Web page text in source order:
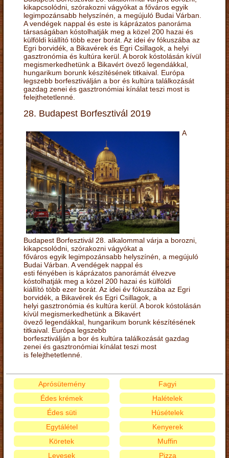
kikapcsolódni, szórakozni vágyókat a főváros egyik
legimpozánsabb helyszínén, a megújuló Budai Várban.
A vendégek nappal és este is káprázatos panoráma
társaságában kóstolhatják meg a közel 200 hazai és
külföldi kiállító több ezer borát. Az idei év fókuszába az
Egri borvidék, a Bikavérek és Egri Csillagok, a helyi
gasztronómia és kultúra kerül. A borok kóstolásán kívül
megismerkedhetünk a Bikavért övező legendákkal,
hungarikum borunk készítésének titkaival. Európa
legszebb borfesztiválján a bor és kultúra találkozását
gazdag zenei és gasztronómiai kínálat teszi most is
felejthetetlenné.
28. Budapest Borfesztivál 2019
A
Budapest Borfesztivál 28. alkalommal várja a borozni,
kikapcsolódni, szórakozni vágyókat a
főváros egyik legimpozánsabb helyszínén, a megújuló
Budai Várban. A vendégek nappal és
esti fényében is káprázatos panorámát élvezve
kóstolhatják meg a közel 200 hazai és külföldi
kiállító több ezer borát. Az idei év fókuszába az Egri
borvidék, a Bikavérek és Egri Csillagok, a
helyi gasztronómia és kultúra kerül. A borok kóstolásán
kívül megismerkedhetünk a Bikavért
övező legendákkal, hungarikum borunk készítésének
titkaival. Európa legszebb
borfesztiválján a bor és kultúra találkozását gazdag
zenei és gasztronómiai kínálat teszi most
is felejthetetlenné.
Aprósütemény
Édes krémek
Édes süti
Egytálétel
Fagyi
Halételek
Húsételek
Kenyerek
Köretek
Levesek
Muffin
Pizza